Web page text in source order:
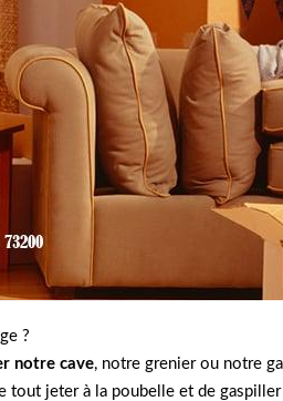
?
notre cave, notre grenier ou notre
tout jeter à la poubelle et de